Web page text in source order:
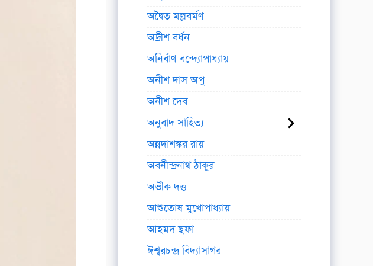
অদ্বৈত মল্লবর্মণ
অদ্রীশ বর্ধন
অনির্বাণ বন্দ্যোপাধ্যায়
অনীশ দাস অপু
অনীশ দেব
অনুবাদ সাহিত্য
অন্নদাশঙ্কর রায়
অবনীন্দ্রনাথ ঠাকুর
অভীক দত্ত
আশুতোষ মুখোপাধ্যায়
আহমদ ছফা
ঈশ্বরচন্দ্র বিদ্যাসাগর